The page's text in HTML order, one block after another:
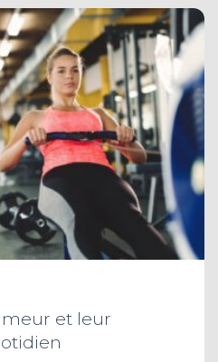
et leur